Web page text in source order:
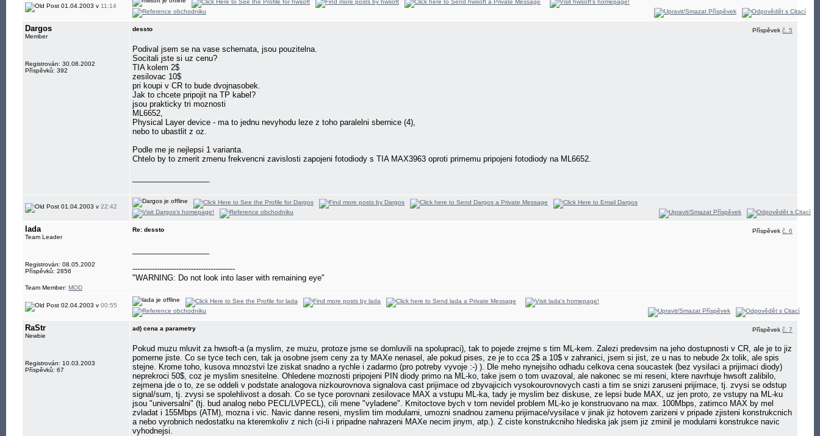
01.04.2003 v 11:14
Dargos
Member
Registrován: 30.08.2002
Příspěvků: 392
dessto Příspěvek č. 5
Podival jsem se na vase schemata, jsou pouzitelna.
Socitali jste si uz cenu?
TIA kolem 2$
zesilovac 10$
pri koupi v CR to bude dvojnasobek.
Jak to chcete pripojit na TP kabel?
jsou prakticky tri moznosti
ML6652,
Physical Layer device - ma to jednu nevyhodu leze z toho paralelni sbernice (4),
nebo to ubastlit z oz.
Podle me je nejlepsi 1 varianta.
Chtelo by to zmerit zmenu frekvencni zavislosti zapojeni fotodiody s TIA MAX3963 oproti primemu pripojeni fotodiody na ML6652.
01.04.2003 v 22:42
lada
Team Leader
Registrován: 08.05.2002
Příspěvků: 2856
Team Member: MOD
Re: dessto Příspěvek č. 6
------------------------------------------
"WARNING: Do not look into laser with remaining eye"
02.04.2003 v 00:55
RaStr
Newbie
Registrován: 10.03.2003
Příspěvků: 67
ad) cena a parametry Příspěvek č. 7
Pokud muzu mluvit za hwsoft-a (a myslim, ze muzu, protoze jsme se domluvili na spolupraci), tak to pojede zrejme s tim ML-kem. Zalezi predevsim na jeho dostupnosti v CR, ale je to jiz
pomerne jiste. Co se tyce tech cen, tak ja osobne jsem ceny za ty MAXe nenasel, ale pokud pises, ze je to cca 2$ a 10$ v zahranici, jsem si jist, ze u nas to nebude 2x tolik, ale spis
stejne. Krome toho, kusova mnozstvi lze ziskat snadno a rychle i zadarmo (pro potreby vyvoje :-) ). Dle meho nynejsiho odhadu celkova cena soucastek (bez vysilaci a prijimaci diody)
neprekroci 50$, coz je myslim snesitelne. Ohledene moznosti pripojeni PIN diody primo na ML-ko, take jsem o tom uvazoval, ale nakonec se mi reseni, ktere navrhuje hwsoft zalibilo,
zejmena jde o to, ze se oddeli v podstate analogova nizkourovnova signalova cast prijimace od zbyvajicich vysokourovnovych casti a tim se snizi zaruseni prijimace, tj. zvysi se odstup
signal/sum, tj. zvysi se spolehlivost a dosah. Co se tyce porovnani zesilovace MAX a vstupu ML-ka, tady je myslim bez diskuse, ze lepsi bude MAX, uz jen proto, ze vstupy na ML-ku
jsou "universalni" (tj. bud analog nebo PECL/LVPECL), cili mene "vyladene". Kmitoctove bych v tom nevidel problem ML-ko je konstruovano na max. 100Mbps, zatimco MAX by mel
zvladat i 155Mbps (ATM), mozna i vic. Navic danne reseni, myslim tim modularni, umozni snadnou zamenu prijimace/vysilace v jinak jiz hotovem zarizeni v pripade zjisteni konstrukcnich
a nebo vyrobnich nedostatku na kteremkoliv z nich (ci-li i pripadne nahrazeni MAXe necim jinym, atp.). Z ciste konstrukcniho hlediska jak jsem jiz zminil je modularni konstrukce navic
vyhodnejsi.